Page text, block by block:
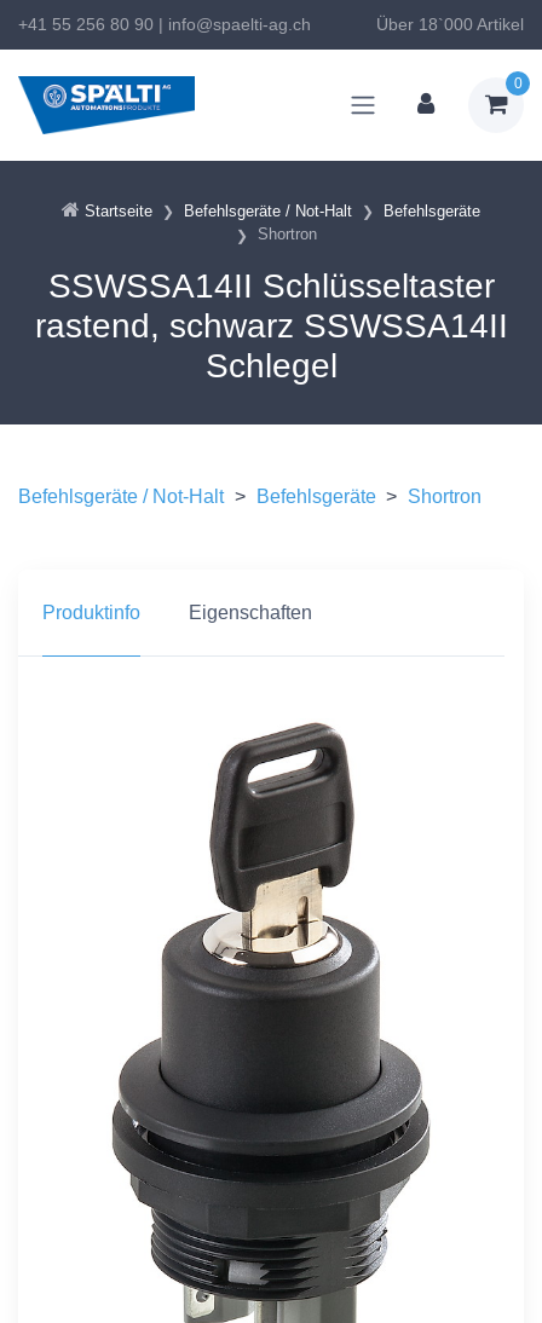
+41 55 256 80 90 | info@spaelti-ag.ch Über 18`000 Artikel
0
Startseite Befehlsgeräte / Not-Halt
Befehlsgeräte
Shortron
SSWSSA14II Schlüsseltaster
rastend, schwarz SSWSSA14II
Schlegel
Befehlsgeräte / Not-Halt > Befehlsgeräte > Shortron
Produktinfo Eigenschaften